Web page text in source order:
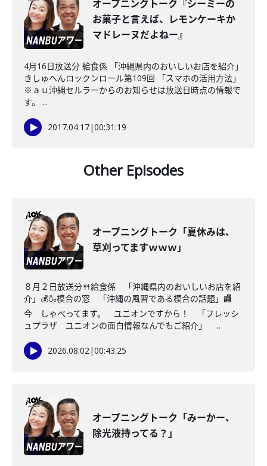
オープニングトーク『シーミーの
お菓子と言えば、レモンケーキか
マドレーヌだよねー』
4月16日放送分 給食係 「沖縄県内のおいしいお店を紹介」
きしゅへんロックンロール第109回 「スマホの活用方法」
※ａｕ沖縄セルラーからのお知らせは放送日時点の情報で
す。 ...
2017.04.17|00:31:19
Other Episodes
オープニングトーク「夏休みは、
草刈ってますｗｗｗ」
８月２日放送分🍴給食係 「沖縄県内のおいしいお店を紹
介」💰🍶模合の窓 「沖縄の風習である模合の話題」🏬
今 しゃべってます。 ユニオンですから！ 「フレッシ
ュプラザ ユニオンの面白情報なんでもご紹介」 ...
2026.08.02|00:43:25
オープニングトーク「みーかー、
除光液持ってる？」